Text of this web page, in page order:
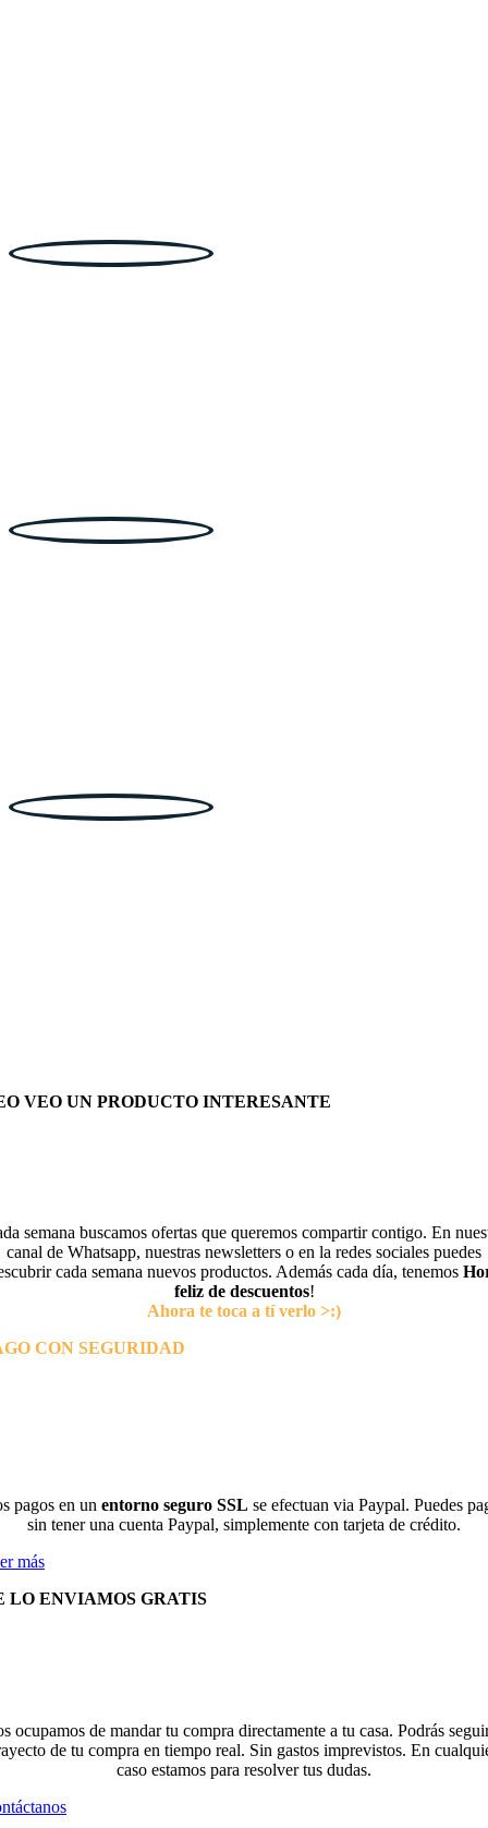
VEO UN PRODUCTO INTERESANTE
semana buscamos ofertas que queremos compartir contigo. En
canal de Whatsapp, nuestras newsletters o en la redes sociales puedes
cada semana nuevos productos. Además cada día, tenemos
feliz de descuentos!
Ahora te toca a tí verlo >:)
CON SEGURIDAD
pagos en un entorno seguro SSL se efectuan via Paypal. Puedes
sin tener una cuenta Paypal, simplemente con tarjeta de crédito.
más
LO ENVIAMOS GRATIS
ocupamos de mandar tu compra directamente a tu casa. Podrás
de tu compra en tiempo real. Sin gastos imprevistos. En
caso estamos para resolver tus dudas.